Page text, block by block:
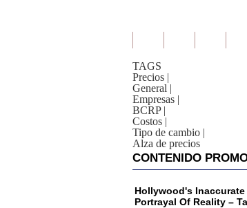
TAGS
Precios |
General |
Empresas |
BCRP |
Costos |
Tipo de cambio |
Alza de precios